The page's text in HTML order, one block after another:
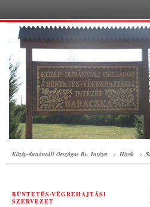
Közép-dunántúli Országos Bv. Intézet Hírek
BÜNTETÉS-VÉGREHAJTÁSI
SZERVEZET